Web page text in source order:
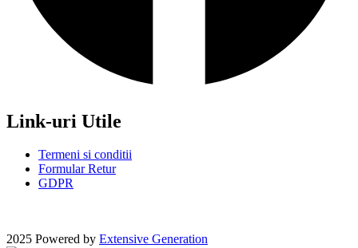
Link-uri Utile
Termeni si conditii
Formular Retur
GDPR
2025 Powered by Extensive Generation